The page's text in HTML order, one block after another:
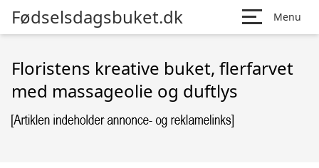
Fødselsdagsbuket.dk Menu
Floristens kreative buket, flerfarvet
med massageolie og duftlys